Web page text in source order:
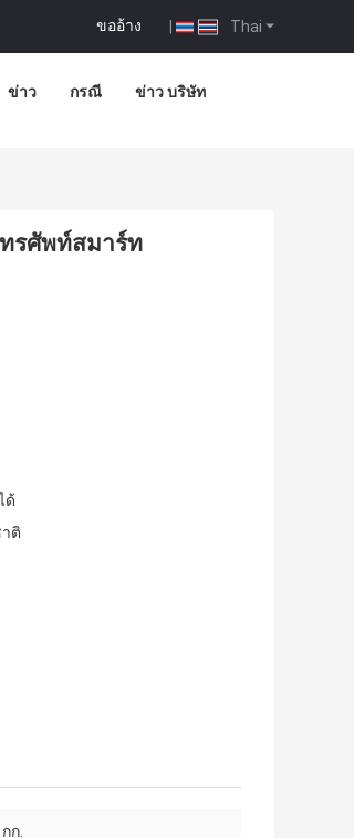
Thai
ขออ้าง |
ข่าว กรณี ข่าว บริษัท
รศัพท์สมาร์ท
ด้
ติ
ก.